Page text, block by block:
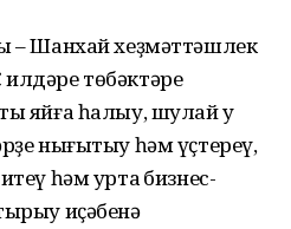
– Шанхай хеҙмәттәшлек
төбәктәре
яйға һалыу, шулай уҡ
нығытыу һәм үҫтереү,
һәм уртаҡ бизнес-
иҫәбенә